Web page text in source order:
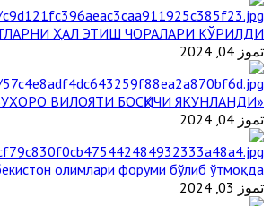
ҲАЛ ЭТИШ ЧОРАЛАРИ КЎРИЛДИ
تموز 04, 2024
«ЙИЛ ИМОМИ – 2024» КЎРИК ТАНЛОВИНИНГ БУХОРО ВИЛОЯТИ БОСҚИЧИ ЯКУНЛАНДИ
تموز 04, 2024
олимлари форуми бўлиб ўтмоқда
تموز 03, 2024